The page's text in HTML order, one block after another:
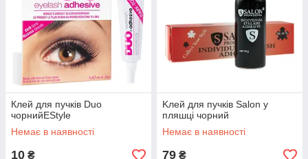
Клей для пучків Duo
чорнийEStyle
Немає в наявності
10 ₴
Kлей для пучків Salon у
пляшці чорний
Немає в наявності
79 ₴